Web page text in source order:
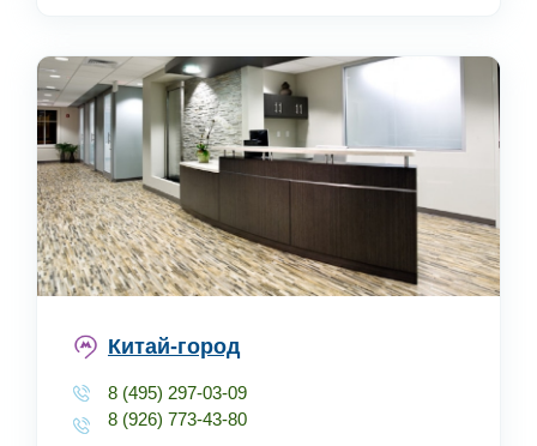
Китай-город
8 (495) 297-03-09
8 (926) 773-43-80